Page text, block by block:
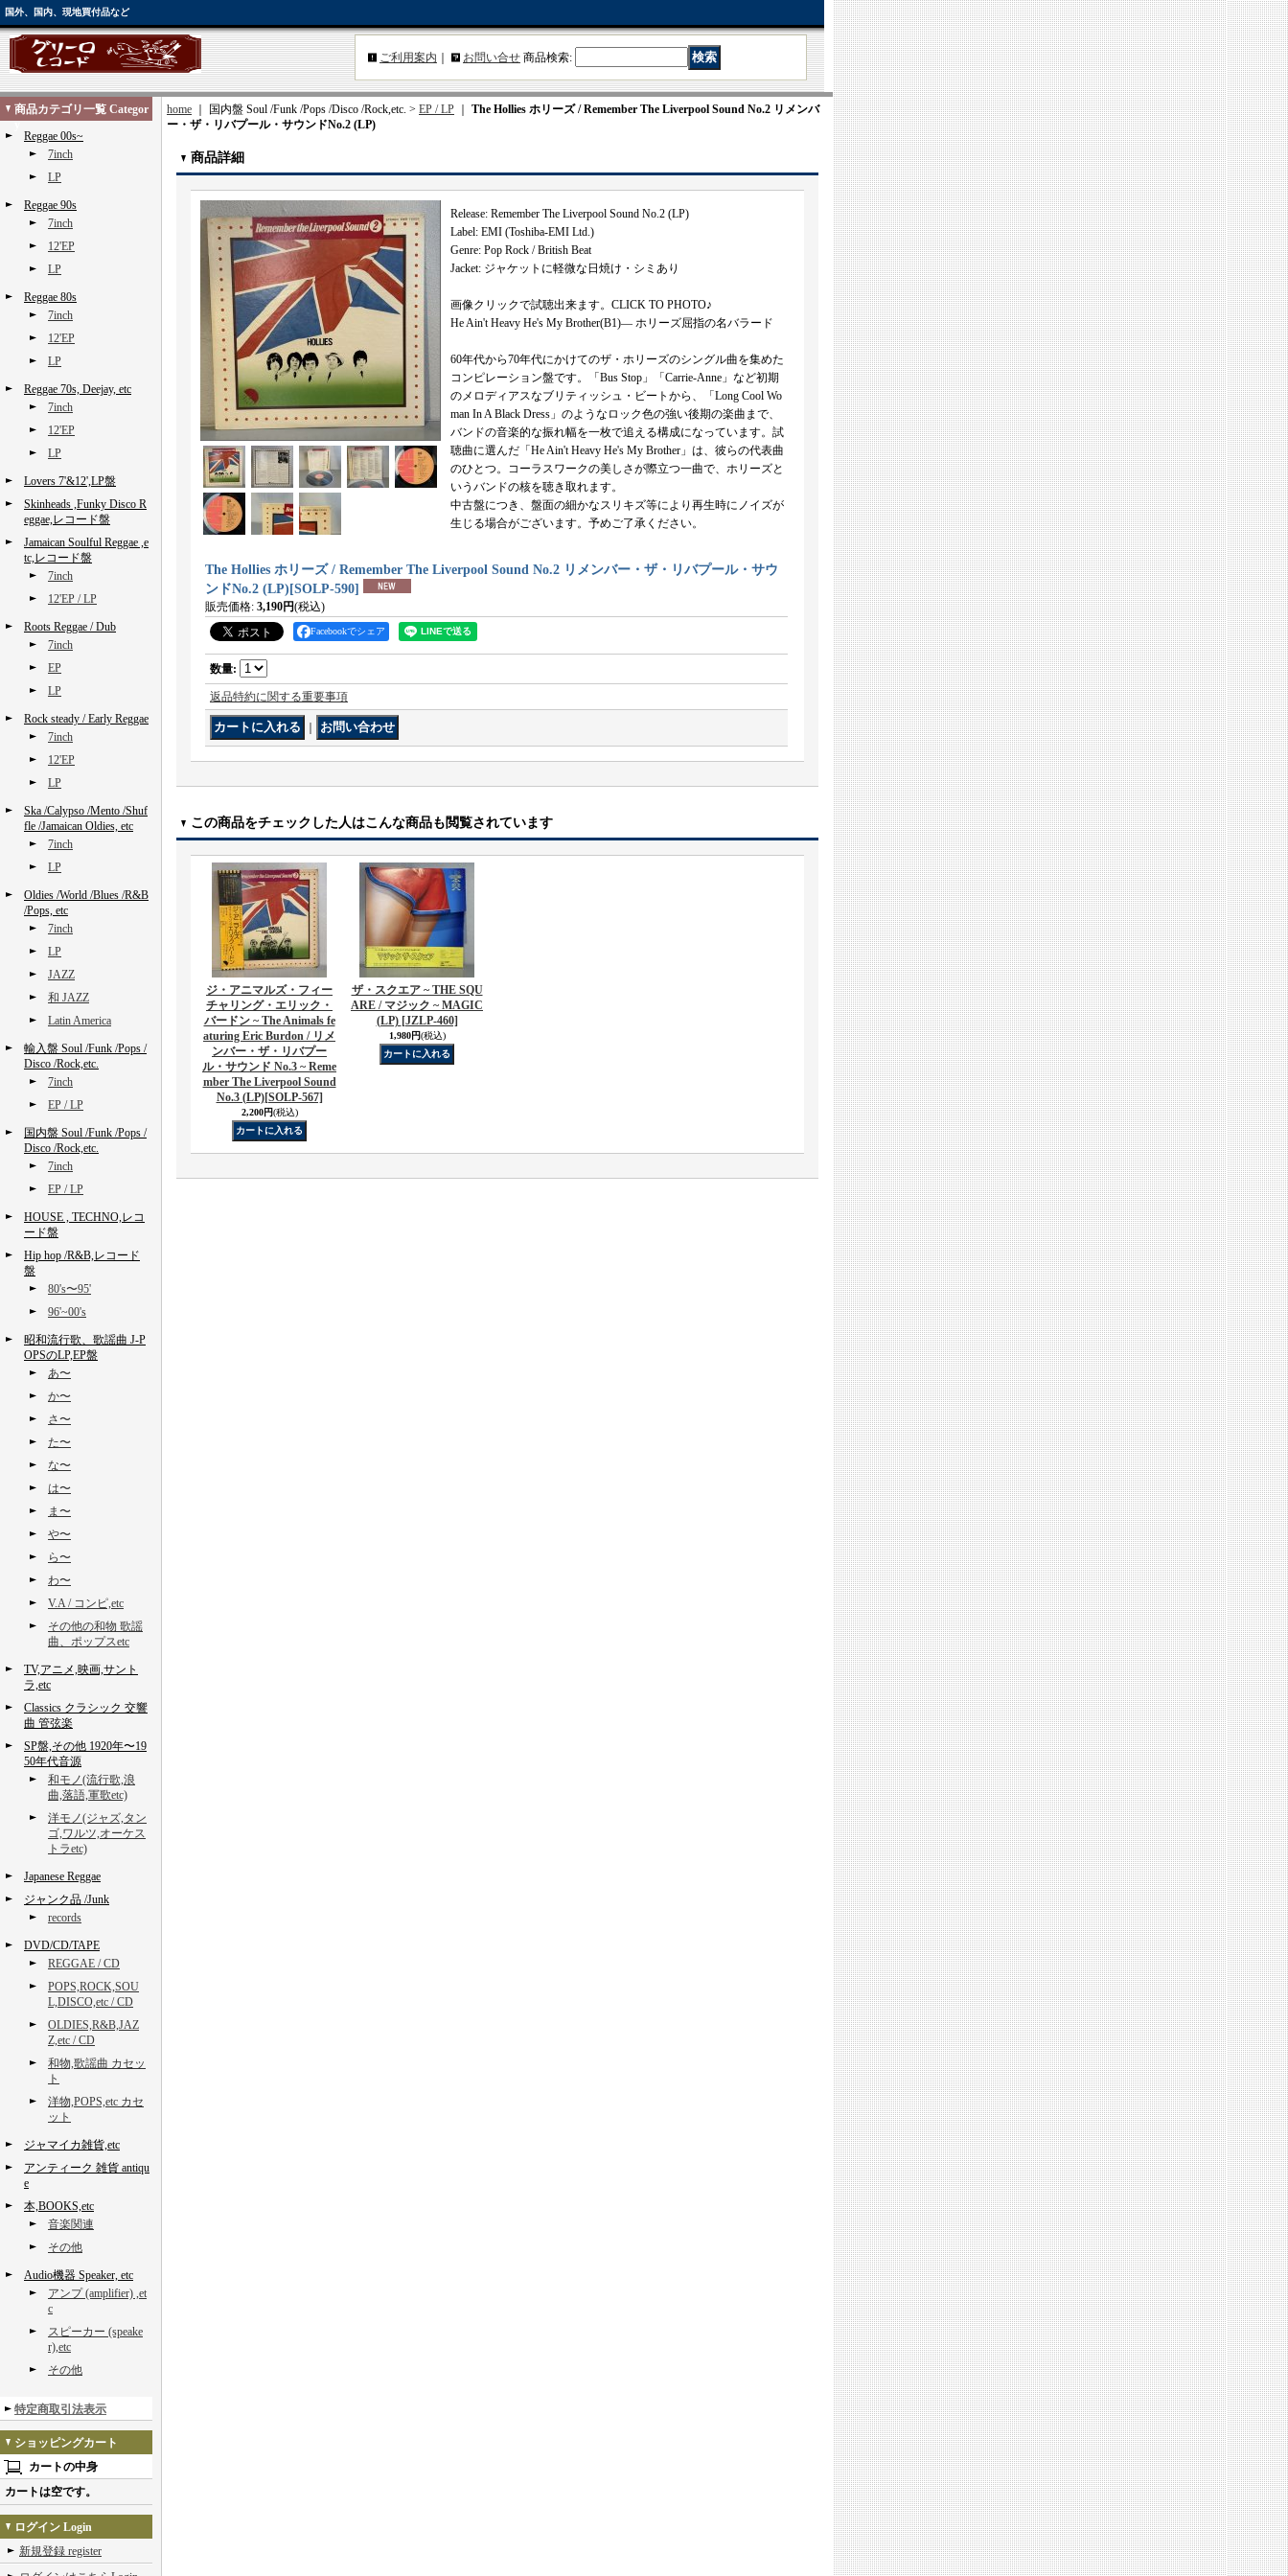
国外、国内、現地買付品など
ご利用案内 お問い合せ 商品検索:
商品カテゴリ一覧 Categor
y
Reggae 00s~
7inch
LP
Reggae 90s
7inch
12'EP
LP
Reggae 80s
7inch
12'EP
LP
Reggae 70s, Deejay, etc
7inch
12'EP
LP
Lovers 7'&12',LP盤
Skinheads ,Funky Disco R
eggae,レコード盤
Jamaican Soulful Reggae ,e
tc,レコード盤
7inch
12'EP / LP
Roots Reggae / Dub
7inch
EP
LP
Rock steady / Early Reggae
7inch
12'EP
LP
Ska /Calypso /Mento /Shuf
fle /Jamaican Oldies, etc
7inch
LP
Oldies /World /Blues /R&B
/Pops, etc
7inch
LP
JAZZ
和 JAZZ
Latin America
輸入盤 Soul /Funk /Pops /
Disco /Rock,etc.
7inch
EP / LP
国内盤 Soul /Funk /Pops /
Disco /Rock,etc.
7inch
EP / LP
HOUSE , TECHNO,レコ
ード盤
Hip hop /R&B,レコード
盤
80's〜95'
96'~00's
昭和流行歌、歌謡曲 J-P
OPSのLP,EP盤
あ〜
か〜
さ〜
た〜
な〜
は〜
ま〜
や〜
ら〜
わ〜
V.A / コンピ,etc
その他の和物 歌謡
曲、ポップスetc
TV,アニメ,映画,サント
ラ,etc
Classics クラシック 交響
曲 管弦楽
SP盤,その他 1920年〜19
50年代音源
和モノ(流行歌,浪
曲,落語,軍歌etc)
洋モノ(ジャズ,タン
ゴ,ワルツ,オーケス
トラetc)
Japanese Reggae
ジャンク品 /Junk
records
DVD/CD/TAPE
REGGAE / CD
POPS,ROCK,SOU
L,DISCO,etc / CD
OLDIES,R&B,JAZ
Z,etc / CD
和物,歌謡曲 カセッ
ト
洋物,POPS,etc カセ
ット
ジャマイカ雑貨,etc
アンティーク 雑貨 antiqu
e
本,BOOKS,etc
音楽関連
その他
Audio機器 Speaker, etc
アンプ (amplifier) ,et
c
スピーカー (speake
r),etc
その他
特定商取引法表示
ショッピングカート
カートの中身
カートは空です。
ログイン Login
新規登録 register
home ｜ 国内盤 Soul /Funk /Pops /Disco /Rock,etc. > EP / LP
The Hollies ホリーズ / Remember The Liverpool Sound No.2 リメンバ
ー・ザ・リバプール・サウンドNo.2 (LP)
商品詳細
Release: Remember The Liverpool Sound No.2 (LP)
Label: EMI (Toshiba-EMI Ltd.)
Genre: Pop Rock / British Beat
Jacket: ジャケットに軽微な日焼け・シミあり
画像クリックで試聴出来ます。CLICK TO PHOTO♪
He Ain't Heavy He's My Brother(B1)— ホリーズ屈指の名バラード
60年代から70年代にかけてのザ・ホリーズのシングル曲を集めた
コンピレーション盤です。「Bus Stop」「Carrie-Anne」など初期
のメロディアスなブリティッシュ・ビートから、「Long Cool Wo
man In A Black Dress」のようなロック色の強い後期の楽曲まで、
バンドの音楽的な振れ幅を一枚で追える構成になっています。試
聴曲に選んだ「He Ain't Heavy He's My Brother」は、彼らの代表曲
のひとつ。コーラスワークの美しさが際立つ一曲で、ホリーズと
いうバンドの核を聴き取れます。
中古盤につき、盤面の細かなスリキズ等により再生時にノイズが
生じる場合がございます。予めご了承ください。
The Hollies ホリーズ / Remember The Liverpool Sound No.2 リメンバー・ザ・リバプール・サウ
ンドNo.2 (LP) [SOLP-590]
販売価格: 3,190円(税込)
Facebookでシェア
数量:
返品特約に関する重要事項
この商品をチェックした人はこんな商品も閲覧されています
ジ・アニマルズ・フィー
チャリング・エリック・
バードン ~ The Animals fe
aturing Eric Burdon / リメ
ンバー・ザ・リバプー
ル・サウンド No.3 ~ Reme
mber The Liverpool Sound
No.3 (LP)[SOLP-567]
2,200円(税込)
ザ・スクエア ~ THE SQU
ARE / マジック ~ MAGIC
(LP) [JZLP-460]
1,980円(税込)